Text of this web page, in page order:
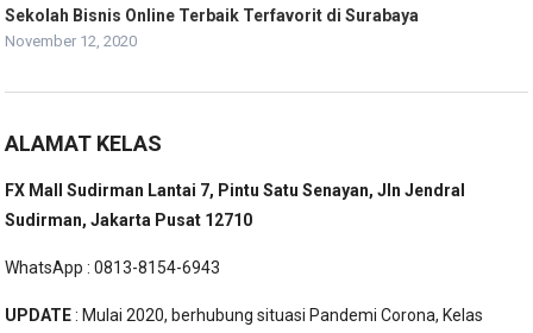
Sekolah Bisnis Online Terbaik Terfavorit di Surabaya
November 12, 2020
ALAMAT KELAS
FX Mall Sudirman Lantai 7, Pintu Satu Senayan, Jln Jendral
Sudirman, Jakarta Pusat 12710
WhatsApp : 0813-8154-6943
UPDATE: Mulai 2020, berhubung situasi Pandemi Corona, Kelas